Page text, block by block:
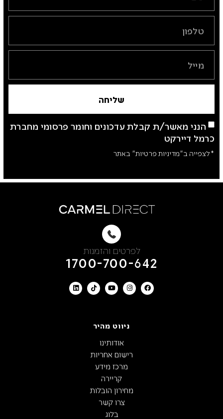
הנני מאשר/ת קבלת עדכונים וחומר פרסומי מחברת
כרמל דיירקט
*לצפייה ב"מדיניות פרטיות" באתר
שליחה
לפרטים והזמנות
1700-700-642
ניווט מהיר
אודותינו
רישום אחריות
מרכז מידע
קריירה
מחירון הובלות
צרו קשר
בלוג